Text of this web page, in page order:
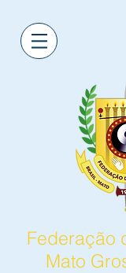
Federação
Mato